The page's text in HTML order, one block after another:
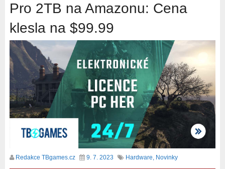
Pro 2TB na Amazonu: Cena
klesla na $99.99
Redakce TBgames.cz 9. 7. 2023 Hardware, Novinky